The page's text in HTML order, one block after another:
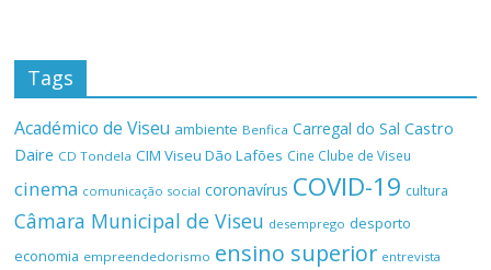
Tags
Académico de Viseu ambiente Benfica Carregal do Sal Castro
Daire CD Tondela CIM Viseu Dão Lafões Cine Clube de Viseu
cinema comunicação social coronavírus COVID-19 cultura
Câmara Municipal de Viseu desemprego desporto
economia empreendedorismo ensino superior entrevista